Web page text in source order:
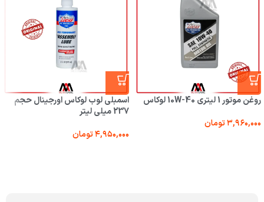
روغن موتور 1 لیتری 10W-40 لوکاس
۳,۹۶۰,۰۰۰تومان
اسمبلی لوب لوکاس اورجینال حجم
237 میلی لیتر
۴,۹۵۰,۰۰۰تومان